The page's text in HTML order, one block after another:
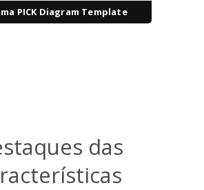
PICK Diagram Template
das